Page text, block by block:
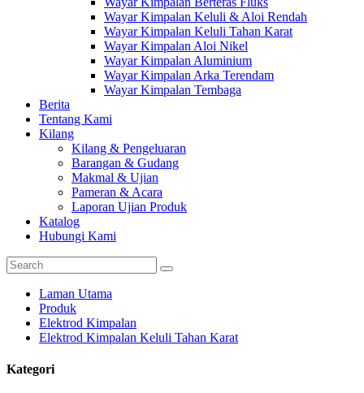
Wayar Kimpalan Keluli & Aloi Rendah
Wayar Kimpalan Keluli Tahan Karat
Wayar Kimpalan Aloi Nikel
Wayar Kimpalan Aluminium
Wayar Kimpalan Arka Terendam
Wayar Kimpalan Tembaga
Berita
Tentang Kami
Kilang
Kilang & Pengeluaran
Barangan & Gudang
Makmal & Ujian
Pameran & Acara
Laporan Ujian Produk
Katalog
Hubungi Kami
Laman Utama
Produk
Elektrod Kimpalan
Elektrod Kimpalan Keluli Tahan Karat
Kategori